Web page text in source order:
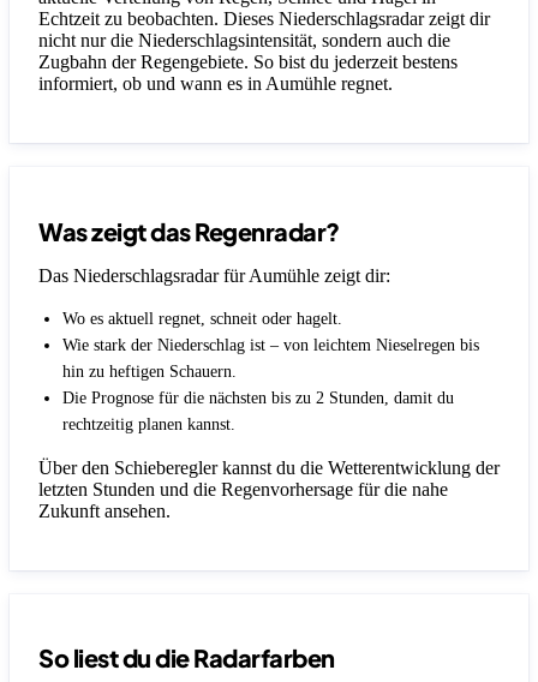
Echtzeit zu beobachten. Dieses Niederschlagsradar zeigt dir
nicht nur die Niederschlagsintensität, sondern auch die
Zugbahn der Regengebiete. So bist du jederzeit bestens
informiert, ob und wann es in Aumühle regnet.
Was zeigt das Regenradar?
Das Niederschlagsradar für Aumühle zeigt dir:
Wo es aktuell regnet, schneit oder hagelt.
Wie stark der Niederschlag ist – von leichtem Nieselregen bis
hin zu heftigen Schauern.
Die Prognose für die nächsten bis zu 2 Stunden, damit du
rechtzeitig planen kannst.
Über den Schieberegler kannst du die Wetterentwicklung der
letzten Stunden und die Regenvorhersage für die nahe
Zukunft ansehen.
So liest du die Radarfarben